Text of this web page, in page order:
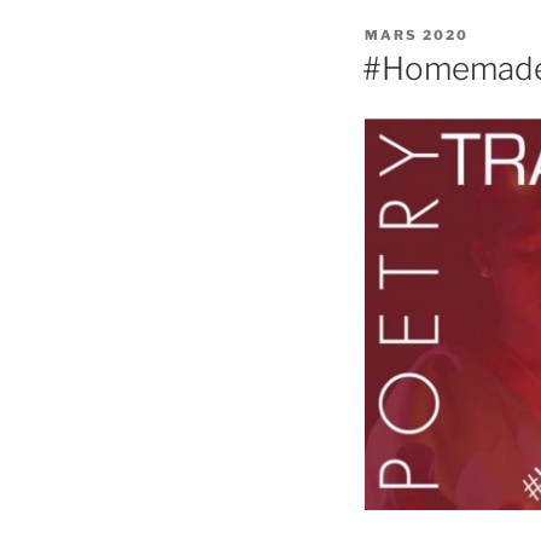
PUBLIÉ
LE
MARS 2020